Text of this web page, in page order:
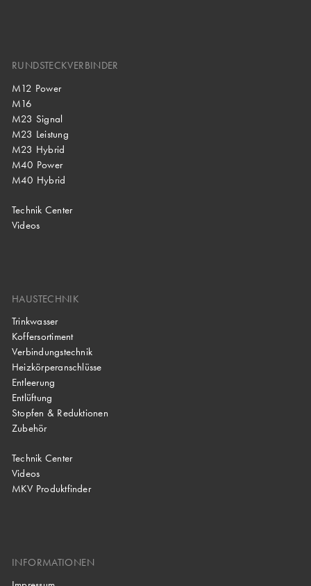
RUNDSTECKVERBINDER
M12 Power
M16
M23 Signal
M23 Leistung
M23 Hybrid
M40 Power
M40 Hybrid
Technik Center
Videos
HAUSTECHNIK
Trinkwasser
Koffersortiment
Verbindungstechnik
Heizkörperanschlüsse
Entleerung
Entlüftung
Stopfen & Reduktionen
Zubehör
Technik Center
Videos
MKV Produktfinder
INFORMATIONEN